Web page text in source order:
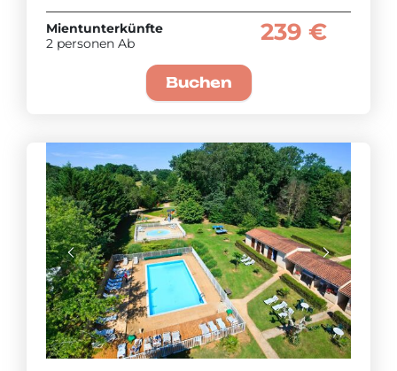
Mientunterkünfte
2 personen Ab
239 €
Buchen